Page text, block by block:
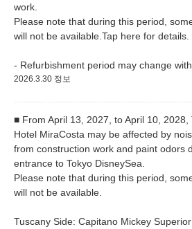
work.
Please note that during this period,
will not be available.Tap here for details.
- Refurbishment period may change
2026.3.30 정보
■ From April 13, 2027, to April 10, 2028,
Hotel MiraCosta may be affected by
from construction work and paint odors
entrance to Tokyo DisneySea.
Please note that during this period,
will not be available.
Tuscany Side: Capitano Mickey